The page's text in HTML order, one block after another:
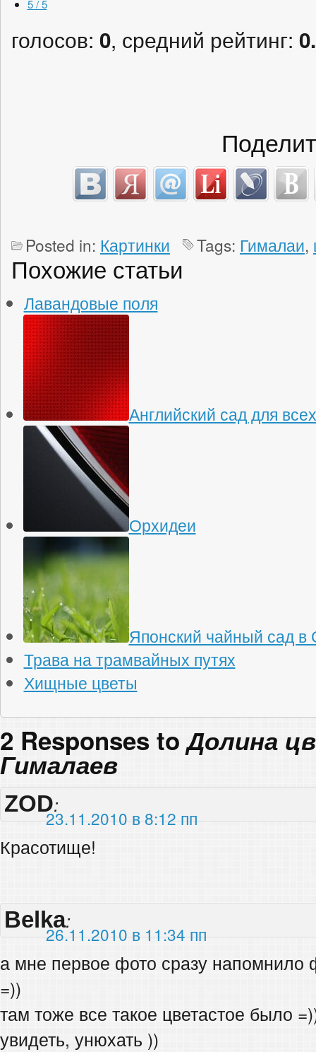
5 / 5
голосов: 0, средний рейтинг:
Posted in: Картинки Tags: Гималаи,
Похожие статьи
Лавандовые поля
Английский сад для
Орхидеи
Японский чайный сад в
Трава на трамвайных путях
Хищные цветы
2 Responses toДолина
Гималаев
ZOD:
23.11.2010 в 8:12 пп
Красотище!
Belka:
26.11.2010 в 11:34 пп
а мне первое фото сразу
=))
там тоже все такое цветастое было
увидеть, унюхать ))